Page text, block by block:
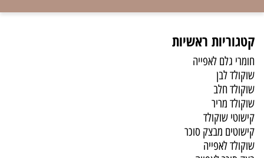
קטגוריות ראשיות
חומרי גלם לאפייה
שוקולד לבן
שוקולד חלב
שוקולד מריר
קישוטי שוקולד
קישוטים מבצק סוכר
שוקולד לאפייה